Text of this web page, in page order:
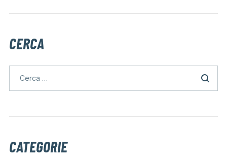
CERCA
CATEGORIE